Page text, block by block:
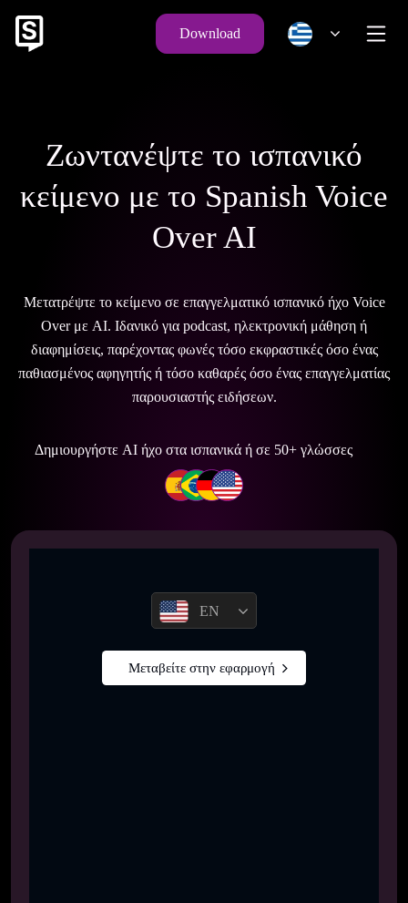
Download
Ζωντανέψτε το ισπανικό
κείμενο με το Spanish Voice
Over AI
Μετατρέψτε το κείμενο σε επαγγελματικό ισπανικό ήχο Voice
Over με AI. Ιδανικό για podcast, ηλεκτρονική μάθηση ή
διαφημίσεις, παρέχοντας φωνές τόσο εκφραστικές όσο ένας
παθιασμένος αφηγητής ή τόσο καθαρές όσο ένας επαγγελματίας
παρουσιαστής ειδήσεων.
Δημιουργήστε AI ήχο στα ισπανικά ή σε 50+ γλώσσες
EN
Μεταβείτε στην εφαρμογή